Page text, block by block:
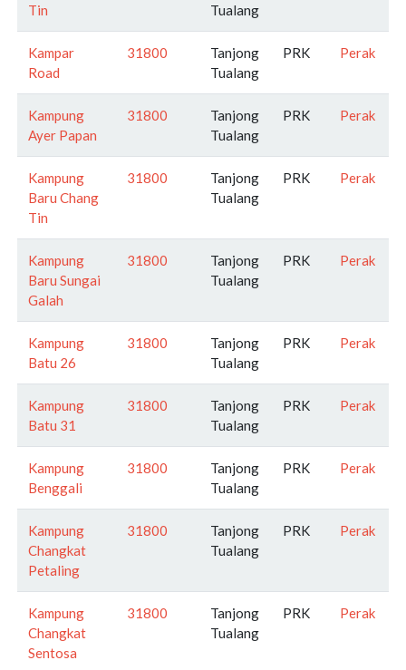
Tin
Tualang
Kampar
Road
31800
Tanjong
Tualang
PRK Perak
Kampung
Ayer Papan
31800
Tanjong
Tualang
PRK Perak
Kampung
Baru Chang
Tin
31800
Tanjong
Tualang
PRK Perak
Kampung
Baru Sungai
Galah
31800
Tanjong
Tualang
PRK Perak
Kampung
Batu 26
31800
Tanjong
Tualang
PRK Perak
Kampung
Batu 31
31800
Tanjong
Tualang
PRK Perak
Kampung
Benggali
31800
Tanjong
Tualang
PRK Perak
Kampung
Changkat
Petaling
31800
Tanjong
Tualang
PRK Perak
Kampung
Changkat
Sentosa
31800
Tanjong
Tualang
PRK Perak